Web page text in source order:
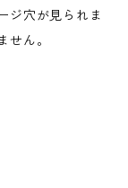
ジ穴が見られま
ん。